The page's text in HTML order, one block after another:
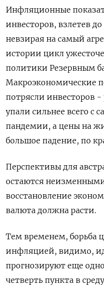
Инфляционные
инвесторов, взлетев
невзирая на самый
истории цикл
политики Резервным
Макроэкономические
потрясли инвесторов
упали сильнее всего с
пандемии, а цены на
большое падение, по
Перспективы для
остаются
восстановление
валюта должна расти.
Тем временем, борьба
инфляцией, видимо,
прогнозируют еще
четверть пункта в